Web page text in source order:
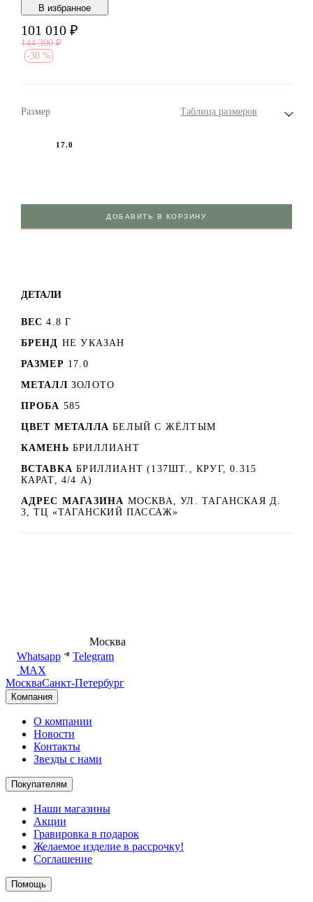
В избранноe
101 010 ₽
144 300 ₽
-30 %
Размер Таблица размеров
17.0
ДОБАВИТЬ В КОРЗИНУ
ДЕТАЛИ
ВЕС 4.8 Г
БРЕНД НЕ УКАЗАН
РАЗМЕР 17.0
МЕТАЛЛ ЗОЛОТО
ПРОБА 585
ЦВЕТ МЕТАЛЛА БЕЛЫЙ C ЖЁЛТЫМ
КАМЕНЬ БРИЛЛИАНТ
ВСТАВКА БРИЛЛИАНТ (137ШТ., КРУГ, 0.315
КАРАТ, 4/4 А)
АДРЕС МАГАЗИНА МОСКВА, УЛ. ТАГАНСКАЯ Д.
3, ТЦ «ТАГАНСКИЙ ПАССАЖ»
Москва
Whatsapp
Telegram
MAX
МоскваСанкт-Петербург
Компания
О компании
Новости
Контакты
Звезды с нами
Покупателям
Наши магазины
Акции
Гравировка в подарок
Желаемое изделие в рассрочку!
Соглашение
Помощь